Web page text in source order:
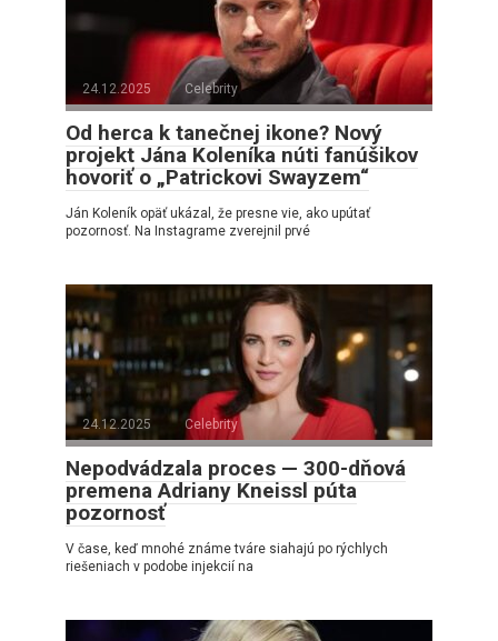
24.12.2025 Celebrity
Od herca k tanečnej ikone? Nový
projekt Jána Koleníka núti fanúšikov
hovoriť o „Patrickovi Swayzem“
Ján Koleník opäť ukázal, že presne vie, ako upútať
pozornosť. Na Instagrame zverejnil prvé
24.12.2025 Celebrity
Nepodvádzala proces — 300-dňová
premena Adriany Kneissl púta
pozornosť
V čase, keď mnohé známe tváre siahajú po rýchlych
riešeniach v podobe injekcií na